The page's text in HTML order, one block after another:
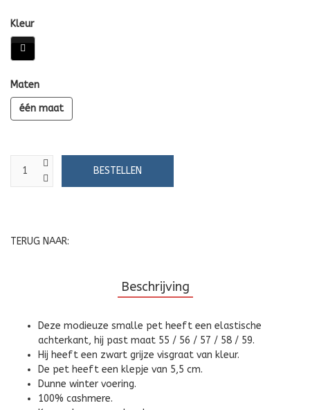
Kleur
Maten
één maat
TERUG NAAR:
Beschrijving
Deze modieuze smalle pet heeft een elastische
achterkant, hij past maat 55 / 56 / 57 / 58 / 59.
Hij heeft een zwart grijze visgraat van kleur.
De pet heeft een klepje van 5,5 cm.
Dunne winter voering.
100% cashmere.